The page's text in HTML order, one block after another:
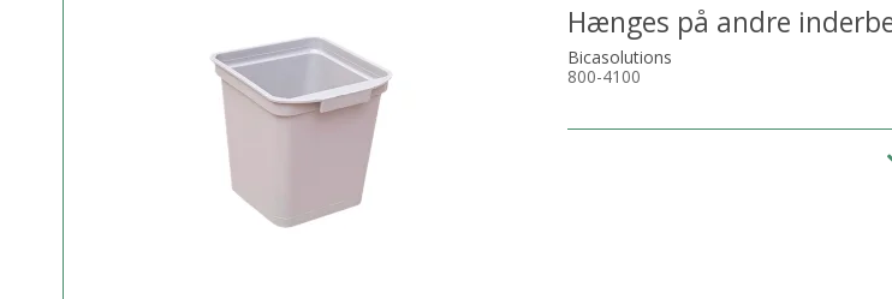
Hænges på andre
Bicasolutions
800-4100